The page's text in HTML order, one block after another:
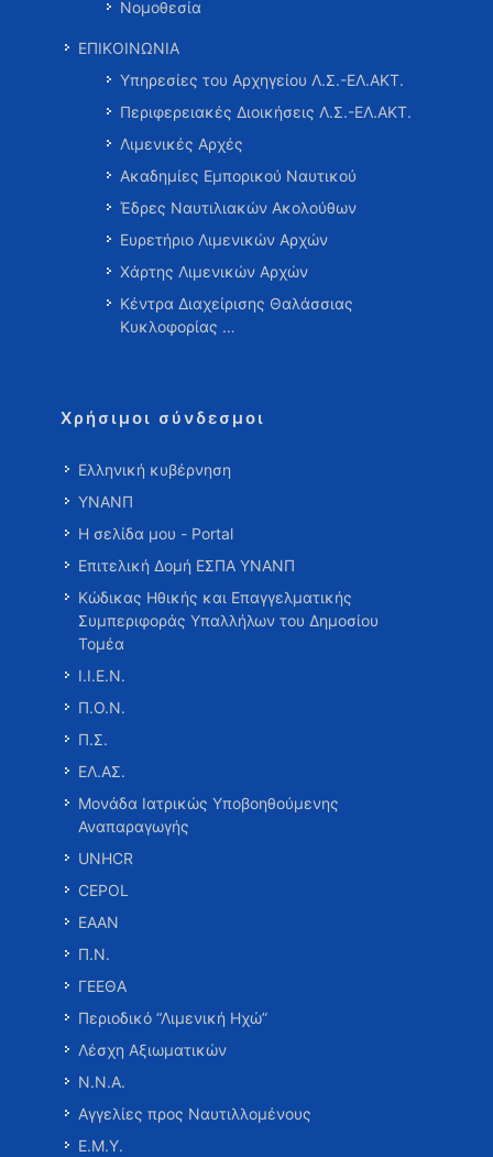
Νομοθεσία
ΕΠΙΚΟΙΝΩΝΙΑ
Υπηρεσίες του Αρχηγείου Λ.Σ.-ΕΛ.ΑΚΤ.
Περιφερειακές Διοικήσεις Λ.Σ.-ΕΛ.ΑΚΤ.
Λιμενικές Αρχές
Ακαδημίες Εμπορικού Ναυτικού
Έδρες Ναυτιλιακών Ακολούθων
Ευρετήριο Λιμενικών Αρχών
Χάρτης Λιμενικών Αρχών
Κέντρα Διαχείρισης Θαλάσσιας
Κυκλοφορίας …
Χρήσιμοι σύνδεσμοι
Ελληνική κυβέρνηση
ΥΝΑΝΠ
Η σελίδα μου - Portal
Επιτελική Δομή ΕΣΠΑ ΥΝΑΝΠ
Κώδικας Ηθικής και Επαγγελματικής
Συμπεριφοράς Υπαλλήλων του Δημοσίου
Τομέα
Ι.Ι.Ε.Ν.
Π.Ο.Ν.
Π.Σ.
ΕΛ.ΑΣ.
Μονάδα Ιατρικώς Υποβοηθούμενης
Αναπαραγωγής
UNHCR
CEPOL
ΕΑΑΝ
Π.Ν.
ΓΕΕΘΑ
Περιοδικό “Λιμενική Ηχώ”
Λέσχη Αξιωματικών
Ν.Ν.Α.
Αγγελίες προς Ναυτιλλομένους
Ε.Μ.Υ.